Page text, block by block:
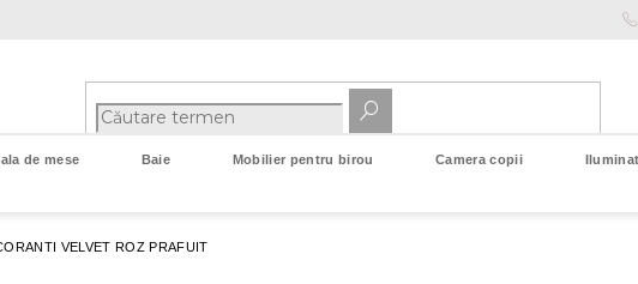
de mese Baie Mobilier pentru birou Camera copii
VELVET ROZ PRAFUIT